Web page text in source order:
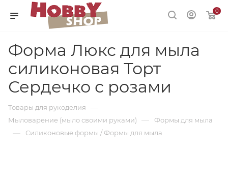
0
Форма Люкс для мыла
силиконовая Торт
Сердечко с розами
Товары для рукоделия —
Мыловарение (мыло своими руками) — Формы для мыла
— Силиконовые формы / Формы для мыла